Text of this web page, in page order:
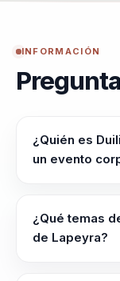
INFORMACIÓN
¿Quién es
un evento
responsables
criterio y
¿Qué temas
de Lapeyra?